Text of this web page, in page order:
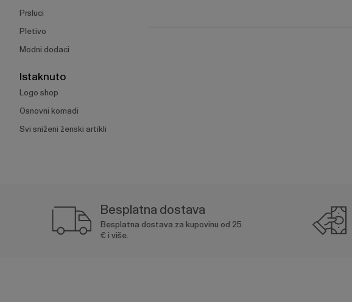
Prsluci
Pletivo
Modni dodaci
Istaknuto
Logo shop
Osnovni komadi
Svi sniženi ženski artikli
Besplatna dostava
Besplatna dostava za kupovinu od 25
€ i više.